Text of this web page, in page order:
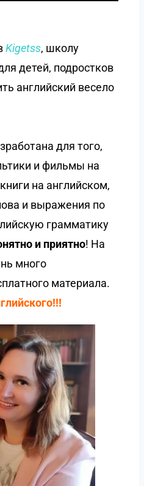
Kigetss, школу
детей, подростков
английский весело
для того,
и фильмы на
на английском,
и выражения по
грамматику
и приятно! На
много
материала.